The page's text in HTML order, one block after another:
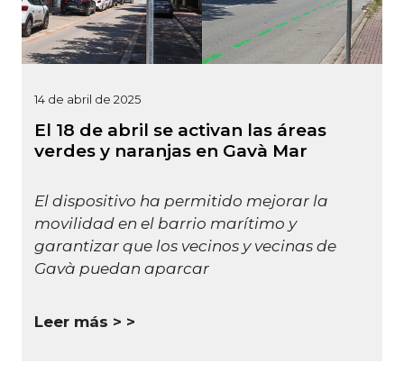
14 de abril de 2025
El 18 de abril se activan las áreas
verdes y naranjas en Gavà Mar
El dispositivo ha permitido mejorar la
movilidad en el barrio marítimo y
garantizar que los vecinos y vecinas de
Gavà puedan aparcar
Leer más >